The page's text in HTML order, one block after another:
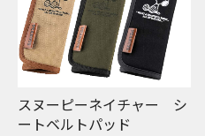
スヌーピーネイチャー シ
ートベルトパッド